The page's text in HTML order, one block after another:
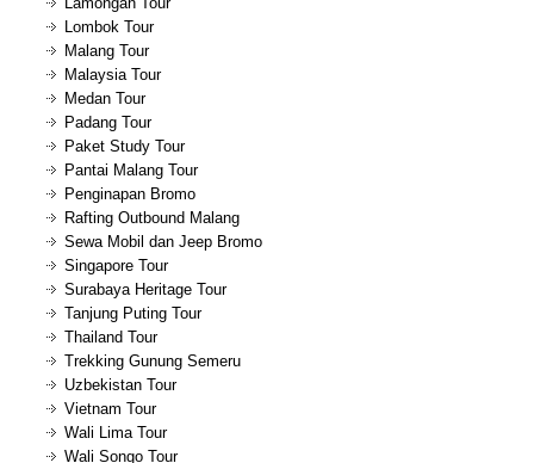
Lombok Tour
Malang Tour
Malaysia Tour
Medan Tour
Padang Tour
Paket Study Tour
Pantai Malang Tour
Penginapan Bromo
Rafting Outbound Malang
Sewa Mobil dan Jeep Bromo
Singapore Tour
Surabaya Heritage Tour
Tanjung Puting Tour
Thailand Tour
Trekking Gunung Semeru
Uzbekistan Tour
Vietnam Tour
Wali Lima Tour
Wali Songo Tour